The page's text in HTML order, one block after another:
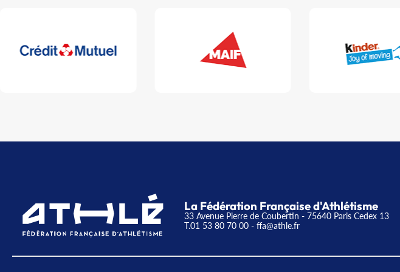
La Fédération Française d'Athlétisme
33 Avenue Pierre de Coubertin - 75640 Paris Cedex 13
T.01 53 80 70 00 - ffa@athle.fr